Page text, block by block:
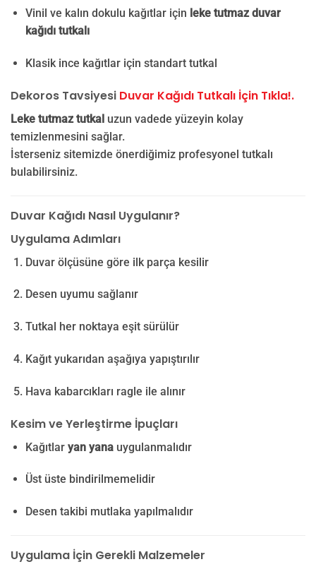
Vinil ve kalın dokulu kağıtlar için leke tutmaz duvar
kağıdı tutkalı
Klasik ince kağıtlar için standart tutkal
Dekoros Tavsiyesi Duvar Kağıdı Tutkalı İçin Tıkla!.
Leke tutmaz tutkal uzun vadede yüzeyin kolay
temizlenmesini sağlar.
İsterseniz sitemizde önerdiğimiz profesyonel tutkalı
bulabilirsiniz.
Duvar Kağıdı Nasıl Uygulanır?
Uygulama Adımları
Duvar ölçüsüne göre ilk parça kesilir
Desen uyumu sağlanır
Tutkal her noktaya eşit sürülür
Kağıt yukarıdan aşağıya yapıştırılır
Hava kabarcıkları ragle ile alınır
Kesim ve Yerleştirme İpuçları
Kağıtlar yan yanauygulanmalıdır
Üst üste bindirilmemelidir
Desen takibi mutlaka yapılmalıdır
Uygulama İçin Gerekli Malzemeler